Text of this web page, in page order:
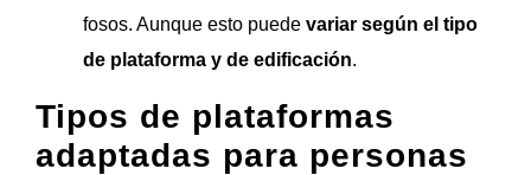
fosos. Aunque esto puede variar según el tipo
de plataforma y de edificación.
Tipos de plataformas
adaptadas para personas